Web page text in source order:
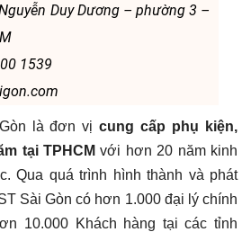
Duy Dương – phường 3 –
1539
là đơn vịcung cấp phụ kiện,
tại TPHCM với hơn 20 năm kinh
Qua quá trình hình thành và phát
Sài Gòn có hơn 1.000 đại lý chính
10.000 Khách hàng tại các tỉnh